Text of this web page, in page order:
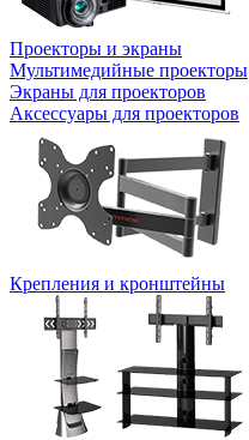
Проекторы и экраны
Мультимедийные проекторы
Экраны для проекторов
Аксессуары для проекторов
Крепления и кронштейны